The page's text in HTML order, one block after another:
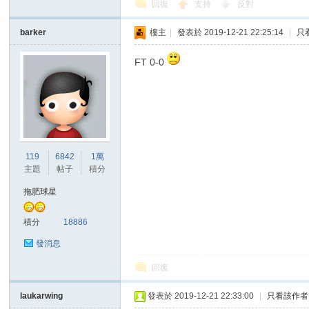
回復 支持 反對
barker
119
主題
6842
帖子
1萬
積分
拖肥球星
積分 18886
發消息
樓主 發表於 2019-12-21 22:25:14 只
FT 0-0
回復
laukarwing 發表於 2019-12-21 22:33:00 只看該作者